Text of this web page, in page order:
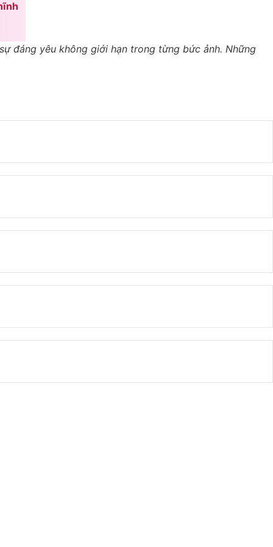
đáng yêu không giới hạn trong từng bức ảnh. Những